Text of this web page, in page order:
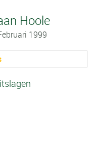
Hoole
1999